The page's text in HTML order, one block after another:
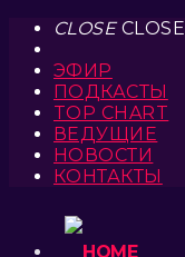
CLOSECLOSE
ЭФИР
ПОДКАСТЫ
TOP CHART
ВЕДУЩИЕ
НОВОСТИ
КОНТАКТЫ